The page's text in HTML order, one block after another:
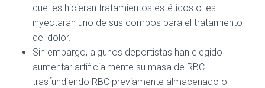
que les hicieran tratamientos estéticos o les
inyectaran uno de sus combos para el tratamiento
del dolor.
Sin embargo, algunos deportistas han elegido
aumentar artificialmente su masa de RBC
trasfundiendo RBC previamente almacenado o